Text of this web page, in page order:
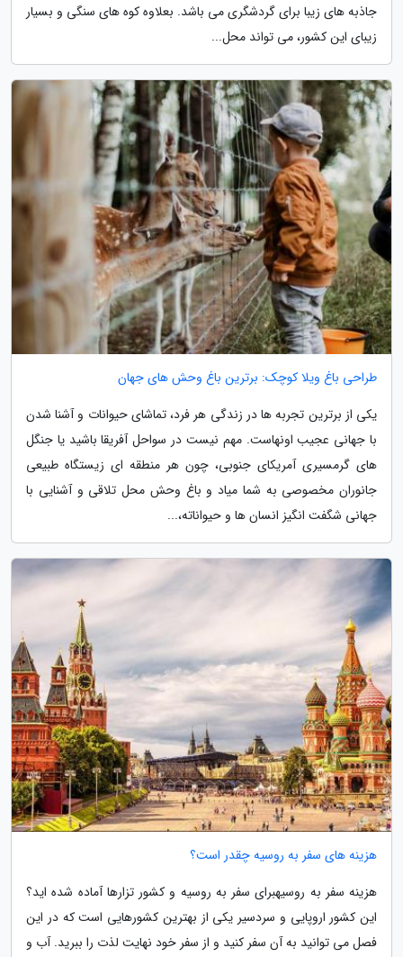
جاذبه های زیبا برای گردشگری می باشد. بعلاوه کوه های سنگی و بسیار
زیبای این کشور، می تواند محل...
طراحی باغ ویلا کوچک: برترین باغ وحش های جهان
یکی از برترین تجربه ها در زندگی هر فرد، تماشای حیوانات و آشنا شدن
با جهانی عجیب اونهاست. مهم نیست در سواحل آفریقا باشید یا جنگل
های گرمسیری آمریکای جنوبی، چون هر منطقه ای زیستگاه طبیعی
جانوران مخصوصی به شما میاد و باغ وحش محل تلاقی و آشنایی با
جهانی شگفت انگیز انسان ها و حیواناته،...
هزینه های سفر به روسیه چقدر است؟
هزینه سفر به روسیهبرای سفر به روسیه و کشور تزارها آماده شده اید؟
این کشور اروپایی و سردسیر یکی از بهترین کشورهایی است که در این
فصل می توانید به آن سفر کنید و از سفر خود نهایت لذت را ببرید. آب و